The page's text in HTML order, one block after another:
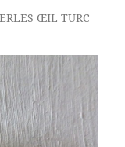
ŒIL TURC